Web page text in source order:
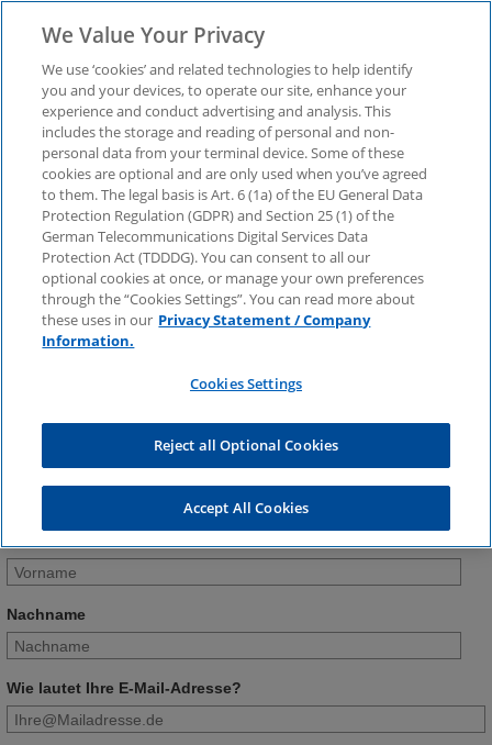
Consumer Barometer
02/21: Abonnements –
jetzt herunterladen
auch Abonnements von Verbrauchsprodukten
welche Potenziale das Geschäftsmodell hat.
Nachname
Wie lautet Ihre E-Mail-Adresse?
We Value Your Privacy
We use ‘cookies’ and related technologies to help identify
you and your devices, to operate our site, enhance your
experience and conduct advertising and analysis. This
includes the storage and reading of personal and non-
personal data from your terminal device. Some of these
cookies are optional and are only used when you’ve agreed
to them. The legal basis is Art. 6 (1a) of the EU General Data
Protection Regulation (GDPR) and Section 25 (1) of the
German Telecommunications Digital Services Data
Protection Act (TDDDG). You can consent to all our
optional cookies at once, or manage your own preferences
through the “Cookies Settings”. You can read more about
these uses in our Privacy Statement / Company
Information.
Cookies Settings
Reject all Optional Cookies
Accept All Cookies